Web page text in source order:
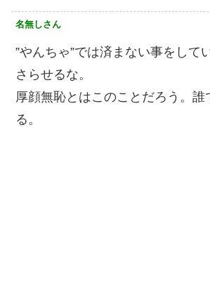
名無しさん
”やんちゃ”では済まない事をして
さらせるな。
厚顔無恥とはこのことだろう。誰
る。